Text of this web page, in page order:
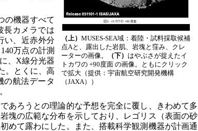
（上）MUSES-SEA域：着陸・試料採取候補
点Aと、露出した岩肌、岩塊と窪み、クレ
ーターの画像。
（下） はやぶさが捉えたイ
トカワの +90度面 の画像。ともにクリック
で拡大（提供：宇宙航空研究開発機構
（JAXA））
の機器すべて
長カメラでは
い、近赤外分
万点の計測
、X線分光器
。とくに、高
の航法データ
あろうとの理論的な予想を完全に覆し、きわめて多
塊の広範な分布を示しており、レゴリス（表面の砂
めて露わにした。また、搭載科学観測機器が計画通